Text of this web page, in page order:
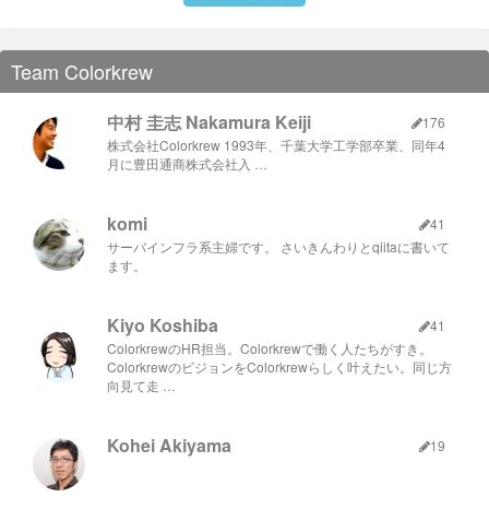
Team Colorkrew
中村 圭志 Nakamura Keiji
176
株式会社Colorkrew 1993年、千葉大学工学部卒業、同年4
月に豊田通商株式会社入 …
komi
41
サーバインフラ系主婦です。 さいきんわりとqiitaに書いて
ます。
Kiyo Koshiba
41
ColorkrewのHR担当。Colorkrewで働く人たちがすき。
ColorkrewのビジョンをColorkrewらしく叶えたい。同じ方
向見て走 …
Kohei Akiyama 19